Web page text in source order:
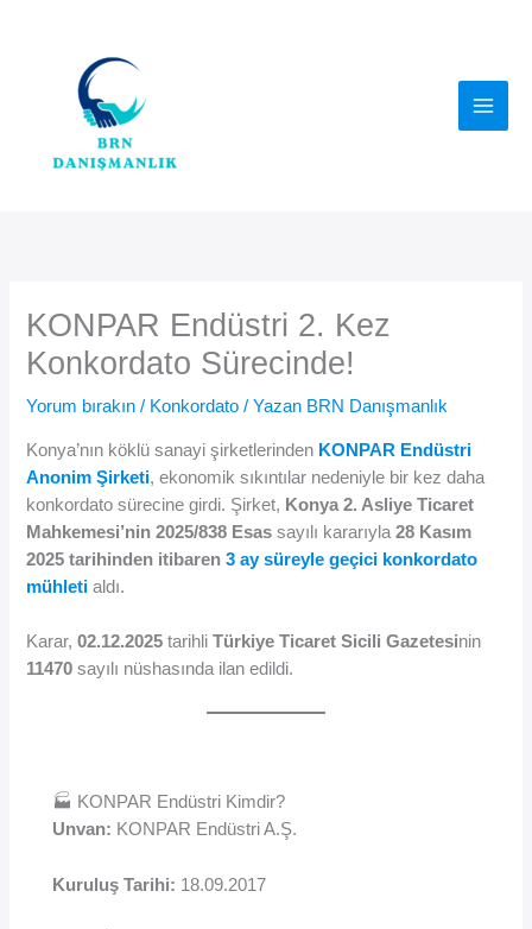
KONPAR Endüstri 2. Kez
Konkordato Sürecinde!
Yorum bırakın / Konkordato / Yazan BRN Danışmanlık
Konya’nın köklü sanayi şirketlerinden KONPAR Endüstri
Anonim Şirketi, ekonomik sıkıntılar nedeniyle bir kez daha
konkordato sürecine girdi. Şirket, Konya 2. Asliye Ticaret
Mahkemesi’nin 2025/838 Esas sayılı kararıyla28 Kasım
2025 tarihinden itibaren3 ay süreyle geçici konkordato
mühleti aldı.
Karar,02.12.2025 tarihliTürkiye Ticaret Sicili Gazetesinin
11470 sayılı nüshasında ilan edildi.
🏭 KONPAR Endüstri Kimdir?
Unvan: KONPAR Endüstri A.Ş.
Kuruluş Tarihi: 18.09.2017